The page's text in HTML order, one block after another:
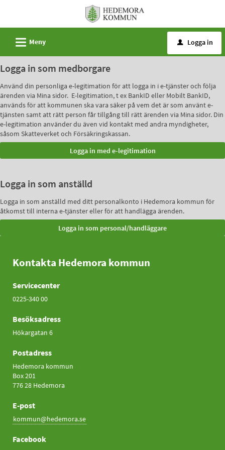
tjänster
-
Hedemora
kommun
L Meny u Logga in
Logga in som medborgare
Använd din personliga e-legitimation för att logga in i e-tjänster och följa
ärenden via Mina sidor. E-legitimation, t ex BankID eller Mobilt BankID,
används för att kommunen ska vara säker på vem det är som använt e-
tjänsten samt att rätt person får tillgång till rätt ärenden via Mina sidor. Din
e-legitimation använder du även vid kontakt med andra myndigheter,
såsom Skatteverket och Försäkringskassan.
Logga in som anställd
Logga in som anställd med ditt personalkonto i Hedemora kommun för
åtkomst till interna e-tjänster eller för att handlägga ärenden.
Kontakta Hedemora kommun
Servicecenter
0225-340 00
Besöksadress
Hökargatan 6
Postadress
Hedemora kommun
Box 201
776 28 Hedemora
E-post
kommun@hedemora.se
Facebook